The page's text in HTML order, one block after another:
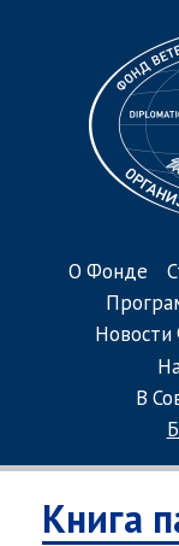
О Фонде
В
Книга